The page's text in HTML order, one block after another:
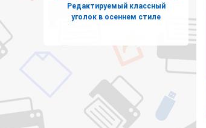
Редактируемый классный
уголок в осеннем стиле